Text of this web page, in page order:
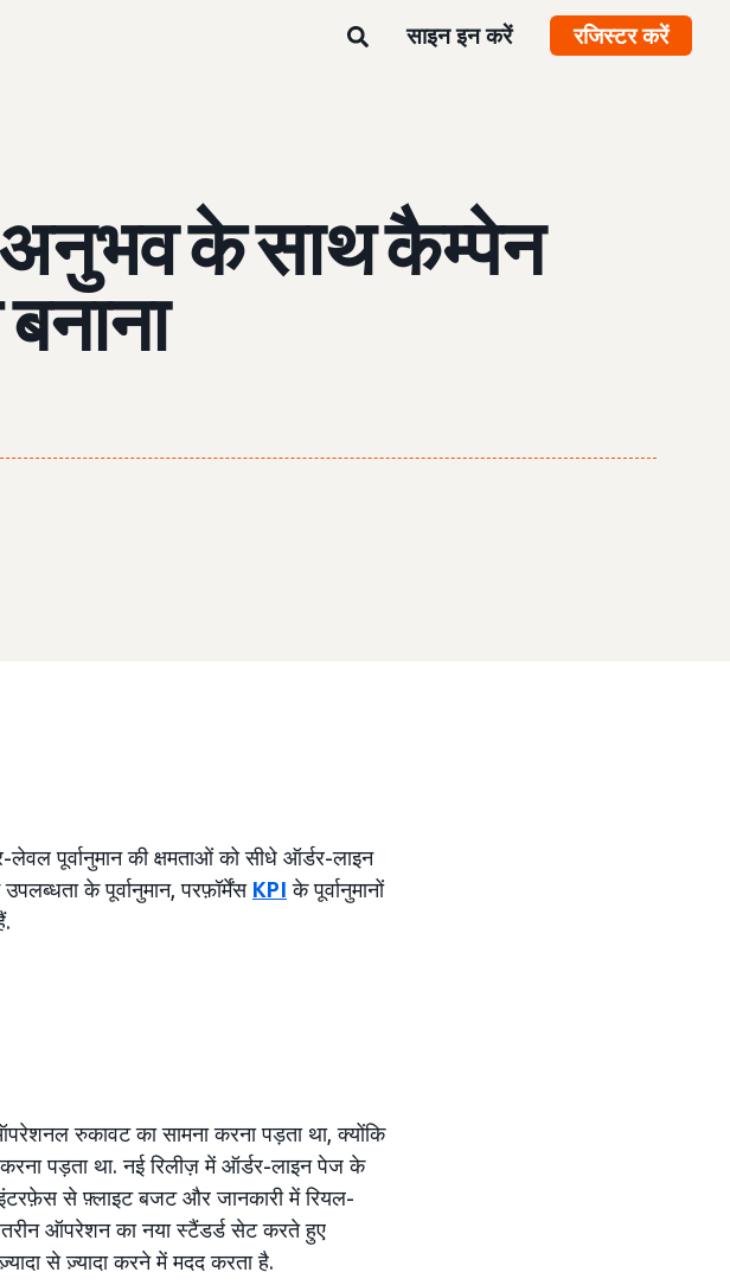
साइन इन करें रजिस्टर करें
अनुभव के साथ कैम्पेन
पूर्वानुमान की क्षमताओं को सीधे ऑर्डर-लाइन
के पूर्वानुमान, परफ़ॉर्मेंस KPI के पूर्वानुमानों
रुकावट का सामना करना पड़ता था, क्योंकि
पड़ता था. नई रिलीज़ में ऑर्डर-लाइन पेज के
इंटरफ़ेस से फ़्लाइट बजट और जानकारी में रियल-
ऑपरेशन का नया स्टैंडर्ड सेट करते हुए
से ज़्यादा करने में मदद करता है.